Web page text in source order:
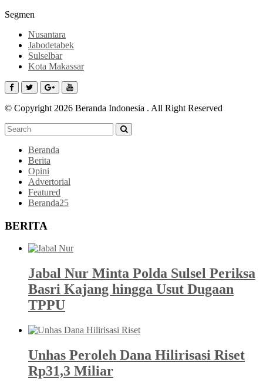
Segmen
Nusantara
Jabodetabek
Sulselbar
Kota Makassar
© Copyright 2026 Beranda Indonesia . All Right Reserved
Beranda
Berita
Opini
Advertorial
Featured
Beranda25
BERITA
Jabal Nur Minta Polda Sulsel Periksa
Basri Kajang hingga Usut Dugaan
TPPU
Unhas Peroleh Dana Hilirisasi Riset
Rp31,3 Miliar